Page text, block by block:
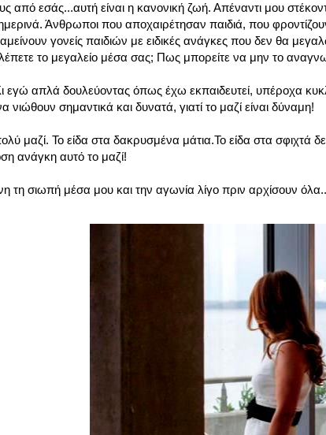
από εσάς...αυτή είναι η κανονική ζωή. Απέναντι μου
Άνθρωποι που αποχαιρέτησαν παιδιά, που
γονείς παιδιών με ειδικές ανάγκες που δεν θα
το μεγαλείο μέσα σας; Πως μπορείτε να μην το
εγώ απλά δουλεύοντας όπως έχω εκπαιδευτεί, υπέροχα
νιώθουν σημαντικά και δυνατά, γιατί το μαζί είναι δύναμη!
μαζί. Το είδα στα δακρυσμένα μάτια.Το είδα στα σφιχτά
ανάγκη αυτό το μαζί!
τη σιωπή μέσα μου και την αγωνία λίγο πριν αρχίσουν